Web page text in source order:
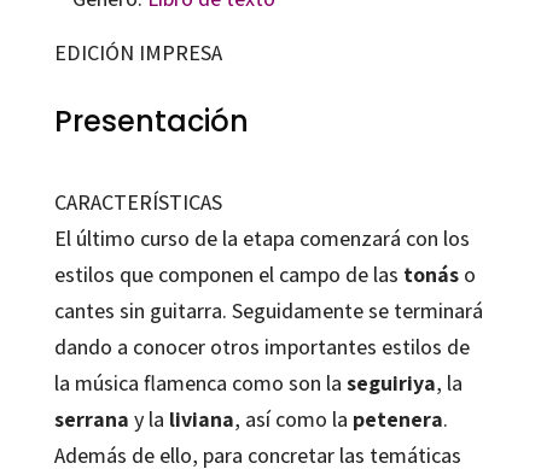
EDICIÓN IMPRESA
Presentación
CARACTERÍSTICAS
El último curso de la etapa comenzará con los
estilos que componen el campo de las tonáso
cantes sin guitarra. Seguidamente se terminará
dando a conocer otros importantes estilos de
la música flamenca como son la seguiriya, la
serrana y la liviana, así como la petenera.
Además de ello, para concretar las temáticas